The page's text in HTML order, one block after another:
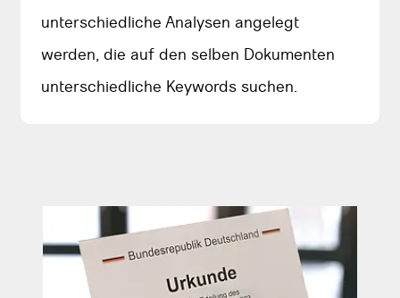
unterschiedliche Analysen angelegt
werden, die auf den selben Dokumenten
unterschiedliche Keywords suchen.